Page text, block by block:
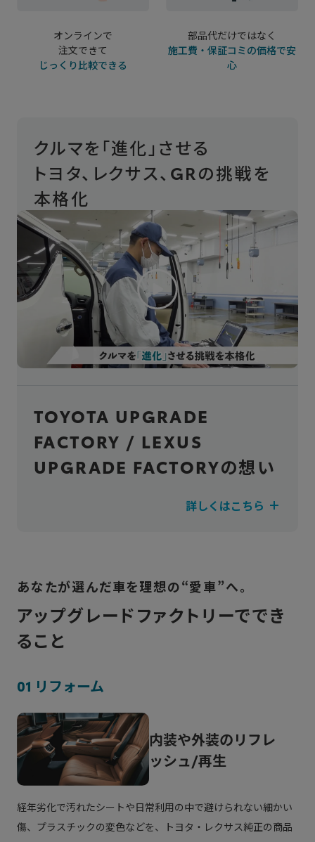
オンラインで
注文できて
じっくり比較できる
部品代だけではなく
施工費・保証コミの価格で安
心
クルマを「進化」させる
トヨタ、レクサス、GRの挑戦を
本格化
TOYOTA UPGRADE
FACTORY / LEXUS
UPGRADE FACTORYの想い
詳しくはこちら
2022年1月に「KINTO FACTORY」としてサービ
スを開始しました。
クルマの平均保有期間は約８年。
その技術を新型車だけではなく、今、お乗りの愛
それが、社会の安心安全に貢献するクルマをつく
る会社としての責務」という思いで、トヨタ社内
の様々な領域のメンバーが集まり、このプロジェ
それは「トヨタ、レクサス、GRを保有いただい
あなたが選んだ車を理想の“愛車”へ。
アップグレードファクトリーででき
ること
01 リフォーム
内装や外装のリフレ
ッシュ/再生
経年劣化で汚れたシートや日常利用の中で避けられない細かい
傷、プラスチックの変色などを、トヨタ・レクサス純正の商品